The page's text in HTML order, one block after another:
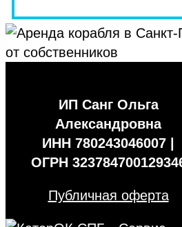
ИП Санг Ольга
Александровна
ИНН 780243046007 |
ОГРН
Публичная оферта